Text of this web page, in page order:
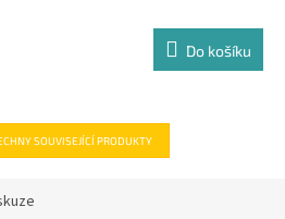
Do košíku
SOUVISEJÍCÍ PRODUKTY